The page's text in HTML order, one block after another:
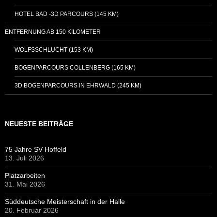
HOTEL BAD -3D PARCOURS (145 KM)
ENTFERNUNG AB 150 KILOMETER
WOLFSSCHLUCHT (153 KM)
BOGENPARCOURS COLLENBERG (165 KM)
3D BOGENPARCOURS IN EHRWALD (245 KM)
NEUESTE BEITRÄGE
75 Jahre SV Hoffeld
13. Juli 2026
Platzarbeiten
31. Mai 2026
Süddeutsche Meisterschaft in der Halle
20. Februar 2026